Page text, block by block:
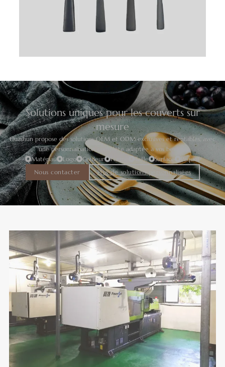
Solutions uniques pour les couverts sur
mesure
Huashun propose des solutions OEM et ODM exclusives et rentables, avec
une personnalisation complète adaptée à vos besoins.
Matériau
Logo Couleur Forme Taille Surface
Paquet
Nous contacter
Plus de solutions personnalisées